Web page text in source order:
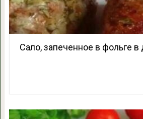
Cало, запеченное в фольге в